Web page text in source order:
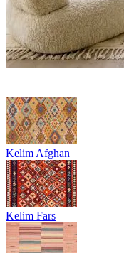
Kelim Afghan
Kelim Fars